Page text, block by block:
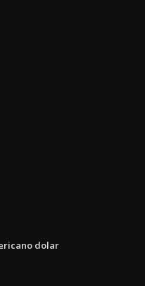
dolar